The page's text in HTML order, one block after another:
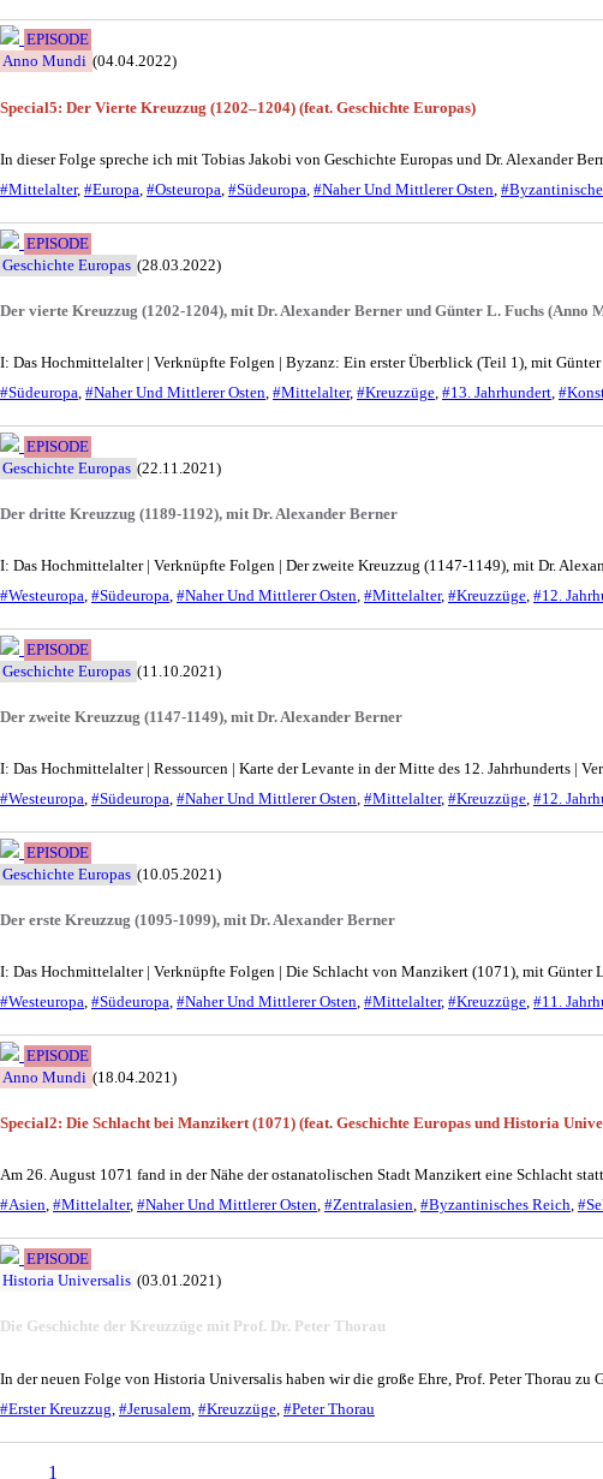
EPISODE
Anno Mundi (04.04.2022)
Special5: Der Vierte Kreuzzug (1202–1204) (feat. Geschichte Europas)
In dieser Folge spreche ich mit Tobias Jakobi von Geschichte Europas und Dr. Alexander
#Mittelalter, #Europa #Osteuropa #Südeuropa #Naher Und Mittlerer Osten
EPISODE
Geschichte Europas (28.03.2022)
Der vierte Kreuzzug (1202-1204), mit Dr. Alexander Berner und Günter L. Fuchs (Anno
I: Das Hochmittelalter | Verknüpfte Folgen | Byzanz: Ein erster Überblick (Teil 1), mit
#Südeuropa, #Naher Und Mittlerer Osten, #Mittelalter, #Kreuzzüge, #13. Jahrhundert,
EPISODE
Geschichte Europas (22.11.2021)
Der dritte Kreuzzug (1189-1192), mit Dr. Alexander Berner
I: Das Hochmittelalter | Verknüpfte Folgen | Der zweite Kreuzzug (1147-1149), mit Dr.
#Westeuropa, #Südeuropa, #Naher Und Mittlerer Osten, #Mittelalter, #Kreuzzüge, #12.
EPISODE
Geschichte Europas (11.10.2021)
Der zweite Kreuzzug (1147-1149), mit Dr. Alexander Berner
I: Das Hochmittelalter | Ressourcen | Karte der Levante in der Mitte des 12. Jahrhunderts |
#Westeuropa, #Südeuropa, #Naher Und Mittlerer Osten, #Mittelalter, #Kreuzzüge, #12.
EPISODE
Geschichte Europas (10.05.2021)
Der erste Kreuzzug (1095-1099), mit Dr. Alexander Berner
I: Das Hochmittelalter | Verknüpfte Folgen | Die Schlacht von Manzikert (1071), mit
#Westeuropa, #Südeuropa, #Naher Und Mittlerer Osten, #Mittelalter, #Kreuzzüge, #11.
EPISODE
Anno Mundi (18.04.2021)
Special2: Die Schlacht bei Manzikert (1071) (feat. Geschichte Europas und Historia
Am 26. August 1071 fand in der Nähe der ostanatolischen Stadt Manzikert eine Schlacht
#Asien, #Mittelalter, #Naher Und Mittlerer Osten, #Zentralasien, #Byzantinisches Reich,
EPISODE
Historia Universalis (03.01.2021)
Die Geschichte der Kreuzzüge mit Prof. Dr. Peter Thorau
In der neuen Folge von Historia Universalis haben wir die große Ehre, Prof. Peter Thorau
#Erster Kreuzzug #Jerusalem #Kreuzzüge #Peter Thorau
1